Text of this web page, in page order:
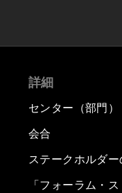
詳細
センター（部門）
会合
ステークホルダ
「フォーラム・ス